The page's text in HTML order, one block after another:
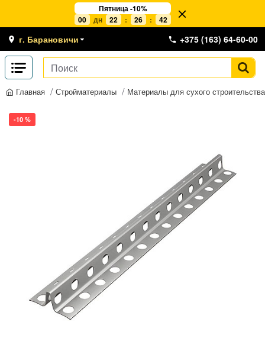
Пятница -10%
00
дн 22 : 26 : 41
г. Барановичи +375 (163) 64-60-00
Главная Стройматериалы Материалы для сухого строительства
-10 %